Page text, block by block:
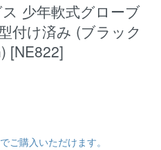
ス 少年軟式グローブ
付け済み (ブラック
[NE822]
でご購入いただけます。